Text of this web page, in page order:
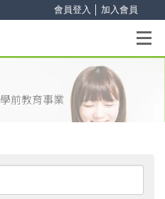
會員登入 加入會員
學前教育事業